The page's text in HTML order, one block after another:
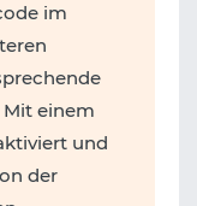
im
einem
und
der